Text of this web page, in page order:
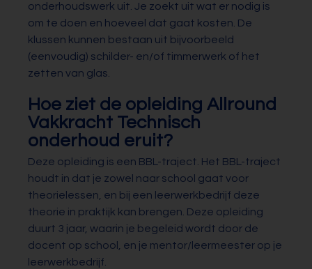
onderhoudswerk uit. Je zoekt uit wat er nodig is
om te doen en hoeveel dat gaat kosten. De
klussen kunnen bestaan uit bijvoorbeeld
(eenvoudig) schilder- en/of timmerwerk of het
zetten van glas.
Hoe ziet de opleiding Allround
Vakkracht Technisch
onderhoud eruit?
Deze opleiding is een BBL-traject. Het BBL-traject
houdt in dat je zowel naar school gaat voor
theorielessen, en bij een leerwerkbedrijf deze
theorie in praktijk kan brengen. Deze opleiding
duurt 3 jaar, waarin je begeleid wordt door de
docent op school, en je mentor/leermeester op je
leerwerkbedrijf.